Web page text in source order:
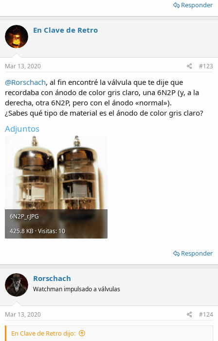
Responder
En Clave de Retro
Mar 13, 2020 #123
@Rorschach, al fin encontré la válvula que te dije que
recordaba con ánodo de color gris claro, una 6N2P (y, a la
derecha, otra 6N2P, pero con el ánodo «normal»).
¿Sabes qué tipo de material es el ánodo de color gris claro?
Adjuntos
6N2P_r.JPG
425.8 KB · Visitas: 10
Responder
Rorschach
Watchman impulsado a válvulas
Mar 13, 2020 #124
En Clave de Retro dijo: